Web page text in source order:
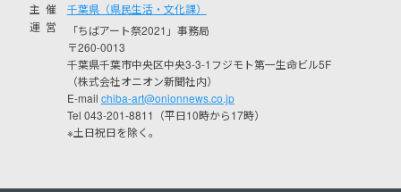
主催
千葉県（県民生活・文化課）
運営
「ちばアート祭2021」事務局
〒260-0013
千葉県千葉市中央区中央3-3-1フジモト第一生命ビル5F
（株式会社オニオン新聞社内）
E-mail chiba-art@onionnews.co.jp
Tel 043-201-8811（平日10時から17時）
※土日祝日を除く。